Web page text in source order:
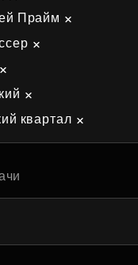
Прайм
квартал